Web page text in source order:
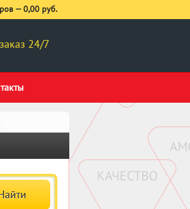
24/7
—0,00 руб.